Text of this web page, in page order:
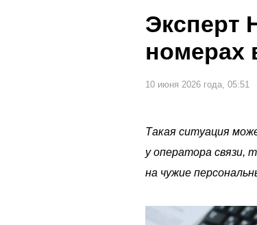
Эксперт
номерах
10 июня 2026 года, 05:51
Такая ситуация
у оператора связи,
на чужие